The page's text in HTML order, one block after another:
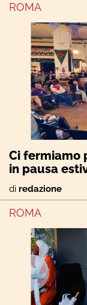
ROMA
Ci fermiamo
in pausa
di redazione
ROMA